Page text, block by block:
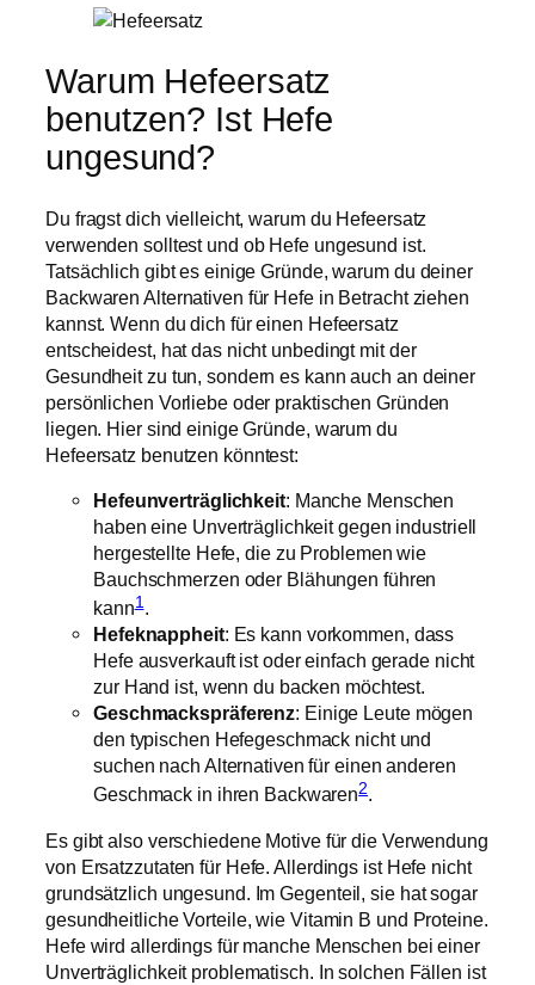
Warum Hefeersatz
benutzen? Ist Hefe
ungesund?
Du fragst dich vielleicht, warum du Hefeersatz
verwenden solltest und ob Hefe ungesund ist.
Tatsächlich gibt es einige Gründe, warum du deiner
Backwaren Alternativen für Hefe in Betracht ziehen
kannst. Wenn du dich für einen Hefeersatz
entscheidest, hat das nicht unbedingt mit der
Gesundheit zu tun, sondern es kann auch an deiner
persönlichen Vorliebe oder praktischen Gründen
liegen. Hier sind einige Gründe, warum du
Hefeersatz benutzen könntest:
Hefeunverträglichkeit: Manche Menschen
haben eine Unverträglichkeit gegen industriell
hergestellte Hefe, die zu Problemen wie
Bauchschmerzen oder Blähungen führen
kann1 .
Hefeknappheit: Es kann vorkommen, dass
Hefe ausverkauft ist oder einfach gerade nicht
zur Hand ist, wenn du backen möchtest.
Geschmackspräferenz: Einige Leute mögen
den typischen Hefegeschmack nicht und
suchen nach Alternativen für einen anderen
Geschmack in ihren Backwaren2.
Es gibt also verschiedene Motive für die Verwendung
von Ersatzzutaten für Hefe. Allerdings ist Hefe nicht
grundsätzlich ungesund. Im Gegenteil, sie hat sogar
gesundheitliche Vorteile, wie Vitamin B und Proteine.
Hefe wird allerdings für manche Menschen bei einer
Unverträglichkeit problematisch. In solchen Fällen ist